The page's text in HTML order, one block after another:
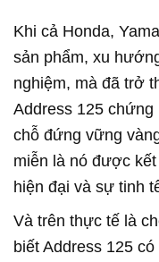
Khi cả Honda,
sản phẩm, xu
nghiệm, mà đã trở
Address 125
chỗ đứng vững
miễn là nó được
hiện đại và sự tinh
Và trên thực tế là
biết Address 125